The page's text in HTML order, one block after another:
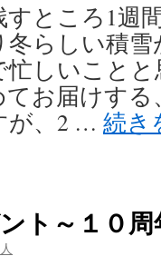
すところ1週
冬らしい積
しいこと
お届けす
が、2 … 続き
ト～１０